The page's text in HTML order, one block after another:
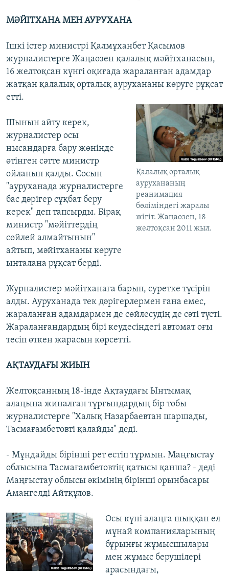
МӘЙІТХАНА МЕН АУРУХАНА
Ішкі істер министрі Қалмұханбет Қасымов
журналистерге Жаңаөзен қалалық мәйітханасын,
16 желтоқсан күнгі оқиғада жараланған адамдар
жатқан қалалық орталық аурухананы көруге рұқсат
етті.
Қалалық орталық
аурухананың
реанимация
бөліміндегі жаралы
жігіт. Жаңаөзен, 18
желтоқсан 2011 жыл.
Шынын айту керек,
журналистер осы
нысандарға бару жөнінде
өтінген сәтте министр
ойланып қалды. Сосын
"ауруханада журналистерге
бас дәрігер сұқбат беру
керек" деп тапсырды. Бірақ
министр "мәйіттердің
сөйлей алмайтынын"
айтып, мәйітхананы көруге
ынталана рұқсат берді.
Журналистер мәйітханаға барып, суретке түсіріп
алды. Ауруханада тек дәрігерлермен ғана емес,
жараланған адамдармен де сөйлесудің де сәті түсті.
Жараланғандардың бірі кеудесіндегі автомат оғы
тесіп өткен жарасын көрсетті.
АҚТАУДАҒЫ ЖИЫН
Желтоқсанның 18-інде Ақтаудағы Ынтымақ
алаңына жиналған тұрғындардың бір тобы
журналистерге "Халық Назарбаевтан шаршады,
Тасмағамбетовті қалайды" деді.
- Мұндайды бірінші рет естіп тұрмын. Маңғыстау
облысына Тасмағамбетовтің қатысы қанша? - деді
Маңғыстау облысы әкімінің бірінші орынбасары
Амангелді Айтқұлов.
Осы күні алаңға шыққан ел
мұнай компанияларының
бұрынғы жұмысшылары
мен жұмыс берушілері
арасындағы,